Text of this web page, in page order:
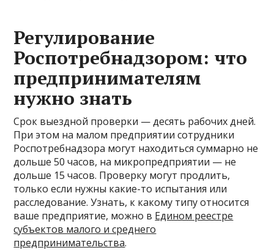
Регулирование
Роспотребнадзором: что
предпринимателям
нужно знать
Срок выездной проверки — десять рабочих дней.
При этом на малом предприятии сотрудники
Роспотребнадзора могут находиться суммарно не
дольше 50 часов, на микропредприятии — не
дольше 15 часов. Проверку могут продлить,
только если нужны какие-то испытания или
расследование. Узнать, к какому типу относится
ваше предприятие, можно в Едином реестре
субъектов малого и среднего
предпринимательства.